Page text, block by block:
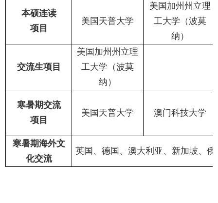
本硕连读
项目
美国 天普大学
美国加州州立理
工大学（波莫
纳 ）
交流生项目
美国加州州立理
工大学（波莫
纳 ）
寒暑期交流
项目
美国天普大学 澳门科技大学
寒暑期海外文
化交流
英国、德国、澳大利亚、新加坡、